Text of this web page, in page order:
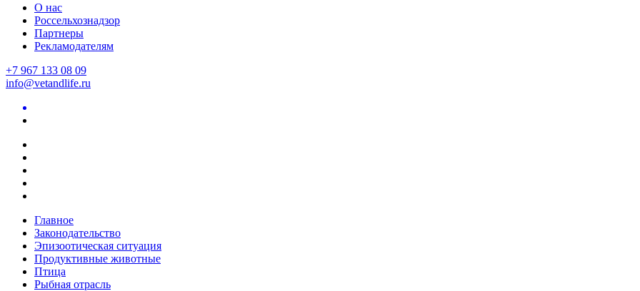
О нас
Россельхознадзор
Партнеры
Рекламодателям
+7 967 133 08 09
info@vetandlife.ru
Главное
Законодательство
Эпизоотическая ситуация
Продуктивные животные
Птица
Рыбная отрасль